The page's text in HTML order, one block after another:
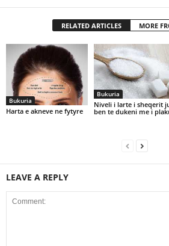
RELATED ARTICLES MORE
Bukuria
Harta e akneve ne fytyre
Bukuria
Niveli i larte i sheqerit
ben te dukeni me i
LEAVE A REPLY